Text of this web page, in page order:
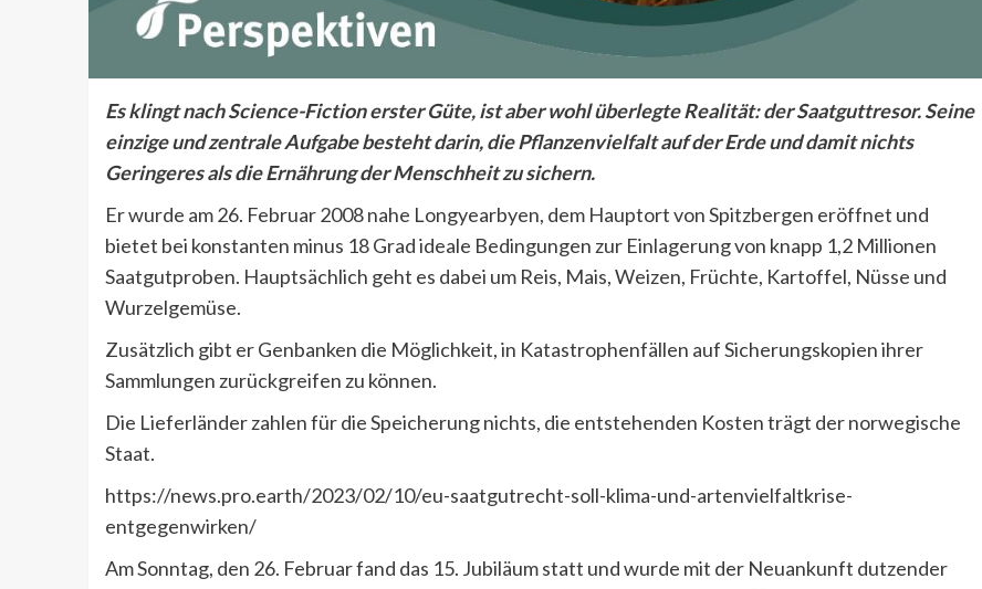
Es klingt nach Science-Fiction erster Güte, ist aber wohl überlegte Realität: der Saatguttresor. Seine
einzige und zentrale Aufgabe besteht darin, die Pflanzenvielfalt auf der Erde und damit nichts
Geringeres als die Ernährung der Menschheit zu sichern.
Er wurde am 26. Februar 2008 nahe Longyearbyen, dem Hauptort von Spitzbergen eröffnet und
bietet bei konstanten minus 18 Grad ideale Bedingungen zur Einlagerung von knapp 1,2 Millionen
Saatgutproben. Hauptsächlich geht es dabei um Reis, Mais, Weizen, Früchte, Kartoffel, Nüsse und
Wurzelgemüse.
Zusätzlich gibt er Genbanken die Möglichkeit, in Katastrophenfällen auf Sicherungskopien ihrer
Sammlungen zurückgreifen zu können.
Die Lieferländer zahlen für die Speicherung nichts, die entstehenden Kosten trägt der norwegische
Staat.
https://news.pro.earth/2023/02/10/eu-saatgutrecht-soll-klima-und-artenvielfaltkrise-
entgegenwirken/
Am Sonntag, den 26. Februar fand das 15. Jubiläum statt und wurde mit der Neuankunft dutzender